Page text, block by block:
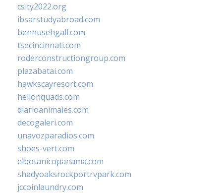
csity2022.org
ibsarstudyabroad.com
bennusehgall.com
tsecincinnati.com
roderconstructiongroup.com
plazabatai.com
hawkscayresort.com
hellonquads.com
diarioanimales.com
decogaleri.com
unavozparadios.com
shoes-vert.com
elbotanicopanama.com
shadyoaksrockportrvpark.com
jccoinlaundry.com